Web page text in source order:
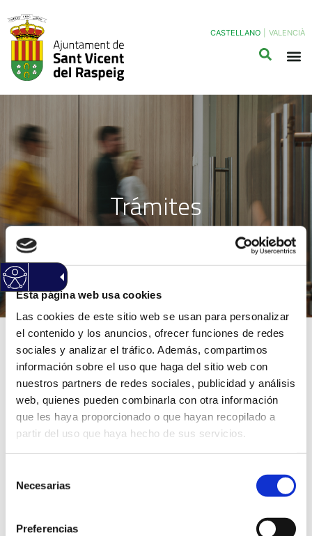
Esta página web usa cookies
Las cookies de este sitio web se usan para personalizar
el contenido y los anuncios, ofrecer funciones de redes
sociales y analizar el tráfico. Además, compartimos
información sobre el uso que haga del sitio web con
nuestros partners de redes sociales, publicidad y análisis
web, quienes pueden combinarla con otra información
que les haya proporcionado o que hayan recopilado a
partir del uso que haya hecho de sus servicios.
Necesarias
Preferencias
CASTELLANO VALENCIÀ
Trámites
Inicio/Trámites/ RAD02-Difusión publicitaria en la
emisora de Radio Municipal
RAD02-Difusión
publicitaria en la emisora
de Radio Municipal